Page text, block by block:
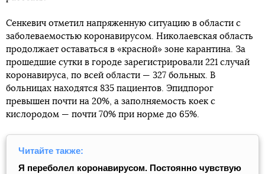
Сенкевич отметил напряженную ситуацию в области с
заболеваемостью коронавирусом. Николаевская область
продолжает оставаться в «красной» зоне карантина. За
прошедшие сутки в городе зарегистрировали 221 случай
коронавируса, по всей области — 327 больных. В
больницах находятся 835 пациентов. Эпидпорог
превышен почти на 20%, а заполняемость коек с
кислородом — почти 70% при норме до 65%.
Читайте также:
Я переболел коронавирусом. Постоянно чувствую